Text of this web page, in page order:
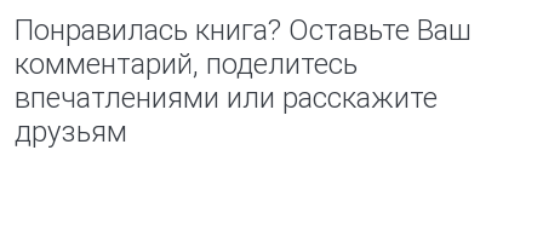
Понравилась книга? Оставьте Ваш
комментарий, поделитесь
впечатлениями или расскажите
друзьям